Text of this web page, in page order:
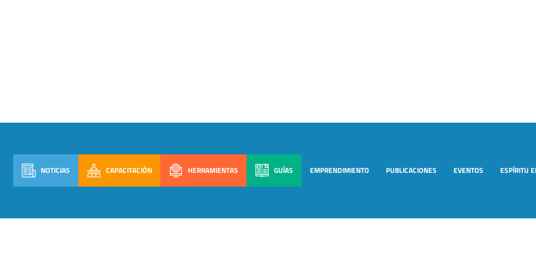
NOTICIAS CAPACITACIÓN HERRAMIENTAS GUÍAS EMPRENDIMIENTO PUBLICACIONES EVENTOS ESPÍRITU